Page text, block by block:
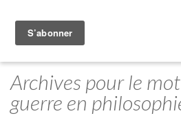
Archives pour le
guerre en